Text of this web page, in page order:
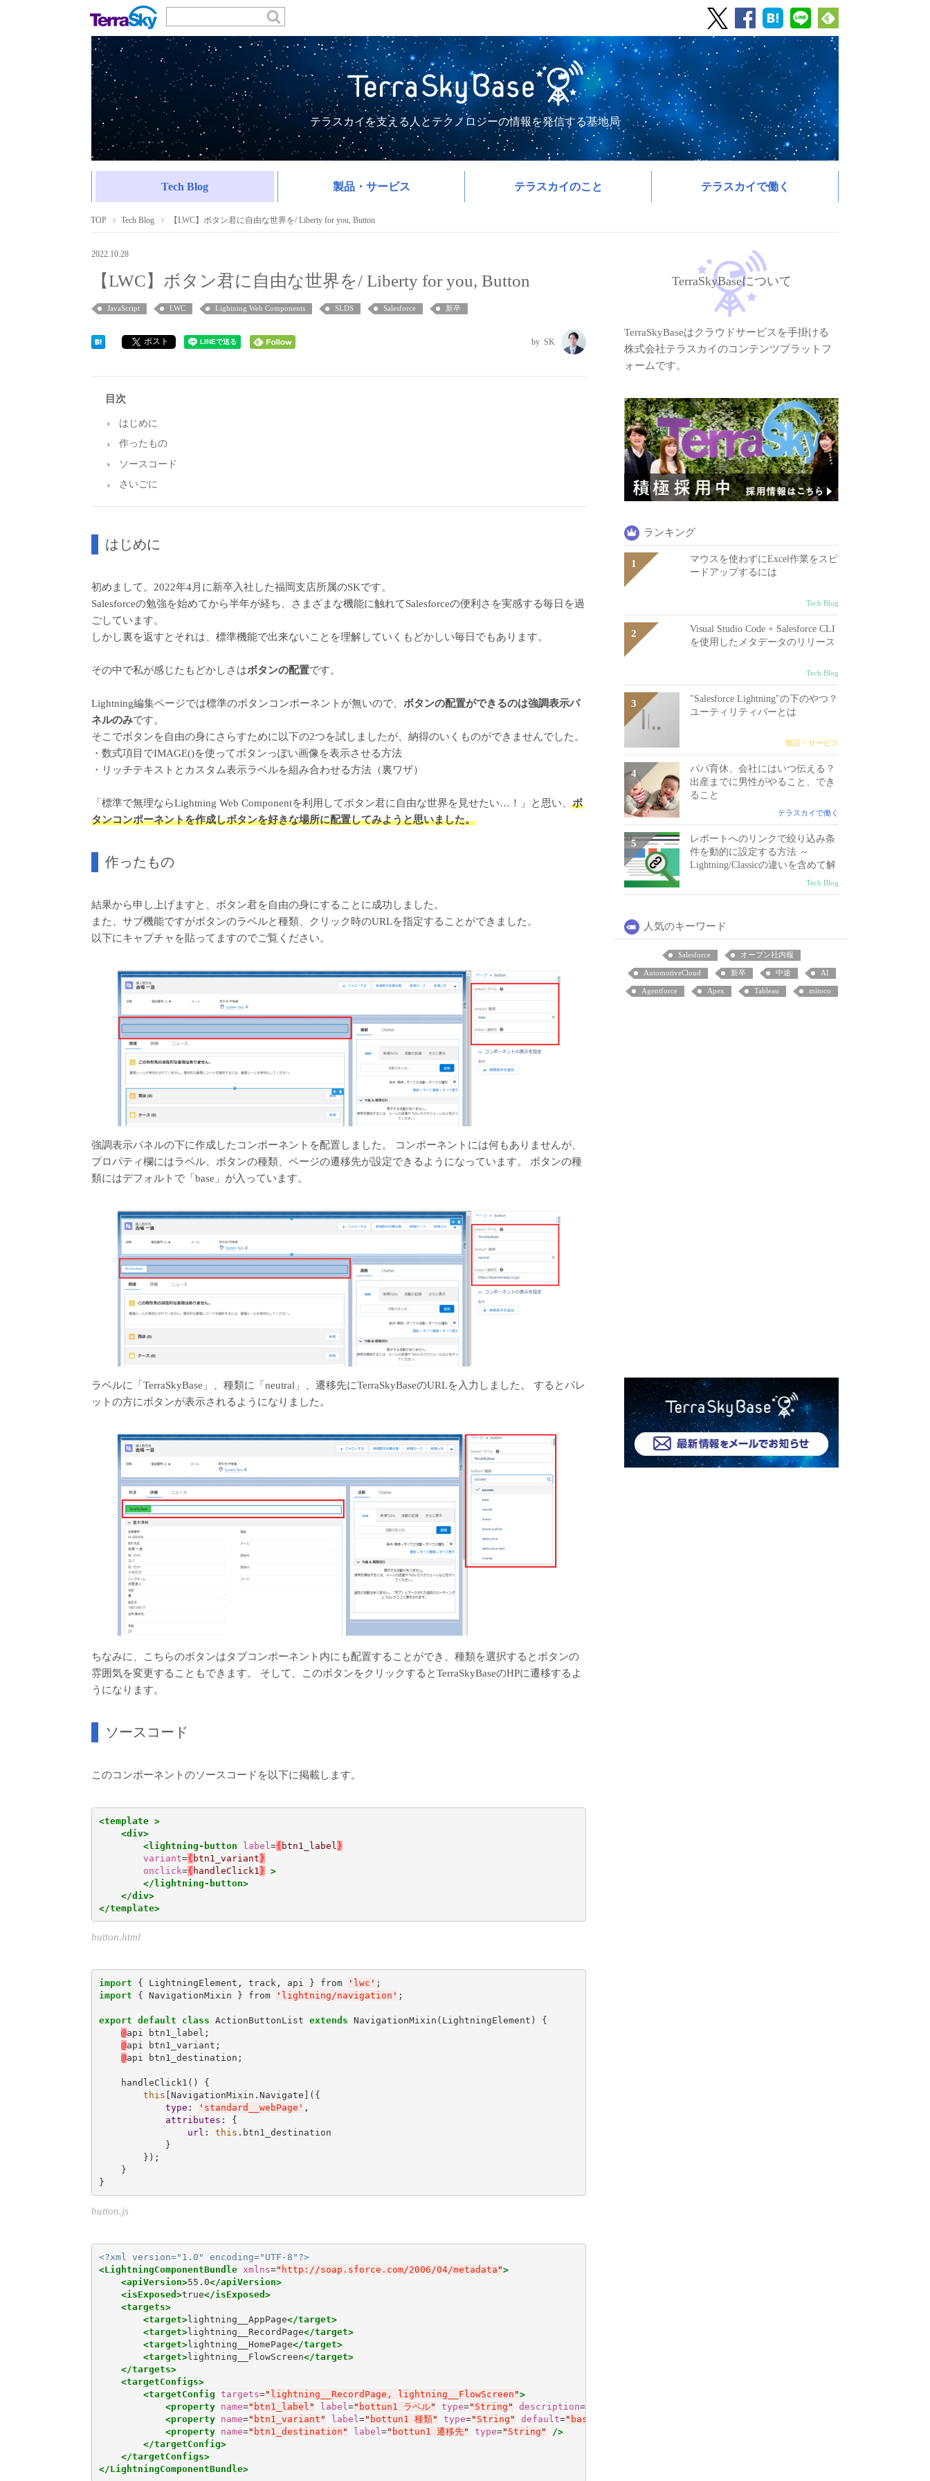
テラスカイを支える人とテクノロジーの情報を発信する基地局
Tech Blog 製品・サービス テラスカイのこと テラスカイで働く
TOP Tech Blog 【LWC】ボタン君に自由な世界を/ Liberty for you, Button
2022.10.28
【LWC】ボタン君に自由な世界を/ Liberty for you, Button
JavaScript LWC Lightning Web Components SLDS Salesforce 新卒
ポスト SK
目次
はじめに
作ったもの
ソースコード
さいごに
はじめに
初めまして。2022年4月に新卒入社した福岡支店所属のSKです。
Salesforceの勉強を始めてから半年が経ち、さまざまな機能に触れてSalesforceの便利さを実感する毎日を過
ごしています。
しかし裏を返すとそれは、標準機能で出来ないことを理解していくもどかしい毎日でもあります。
その中で私が感じたもどかしさはボタンの配置です。
Lightning編集ページでは標準のボタンコンポーネントが無いので、 ボタンの配置ができるのは強調表示パ
ネルのみです。
そこでボタンを自由の身にさらすために以下の2つを試しましたが、納得のいくものができませんでした。
・数式項目でIMAGE()を使ってボタンっぽい画像を表示させる方法
・リッチテキストとカスタム表示ラベルを組み合わせる方法（裏ワザ）
「標準で無理ならLightning Web Componentを利用してボタン君に自由な世界を見せたい…！」と思い、 ボ
タンコンポーネントを作成しボタンを好きな場所に配置してみようと思いました。
作ったもの
結果から申し上げますと、ボタン君を自由の身にすることに成功しました。
また、サブ機能ですがボタンのラベルと種類、クリック時のURLを指定することができました。
以下にキャプチャを貼ってますのでご覧ください。
強調表示パネルの下に作成したコンポーネントを配置しました。 コンポーネントには何もありませんが、
プロパティ欄にはラベル、ボタンの種類、ページの遷移先が設定できるようになっています。 ボタンの種
類にはデフォルトで「base」が入っています。
ラベルに「TerraSkyBase」、種類に「neutral」、遷移先にTerraSkyBaseのURLを入力しました。 するとパレ
ットの方にボタンが表示されるようになりました。
ちなみに、こちらのボタンはタブコンポーネント内にも配置することができ、種類を選択するとボタンの
雰囲気を変更することもできます。 そして、このボタンをクリックするとTerraSkyBaseのHPに遷移するよ
うになります。
ソースコード
このコンポーネントのソースコードを以下に掲載します。
<template >
<div>
<lightning-button
label ={ btn1_label }
variant={ btn1_variant }
onclick={ handleClick1 } >
</lightning-button>
</div>
</template>
button.html
import { LightningElement, track, api } from ' lwc '
import { NavigationMixin } from ' lightning/navigation ' ;
export default class ActionButtonList extends NavigationMixin(LightningElement) {
@api btn1_label;
@api btn1_variant;
@api btn1_destination;
    handleClick1() {
this [NavigationMixin.Navigate]({
type : ' standard__webPage ' ,
attributes : {
url : this .btn1_destination
            }
        });
    }
}
button.js
<?xml version="1.0" encoding="UTF-8"?>
<LightningComponentBundle
xmlns=" http://soap.sforce.com/2006/04/metadata ">
<apiVersion>55.0</apiVersion>
<isExposed>true</isExposed>
<targets>
<target>lightning__AppPage</target>
<target>lightning__RecordPage</target>
<target>lightning__HomePage</target>
<target>lightning__FlowScreen</target>
</targets>
<targetConfigs>
<targetConfig targets=" lightning__RecordPage, lightning__FlowScreen ">
<property
name=" btn1_label " label =" bottun1 ラベル" type=" String " description="
<property
name=" btn1_variant " label =" bottun1 種類" type=" String " default=" base
<property
name=" btn1_destination " label =" bottun1 遷移先" type=" String "
/>
</targetConfig>
</targetConfigs>
</LightningComponentBundle>
TerraSkyBaseについて
TerraSkyBaseはクラウドサービスを手掛ける
株式会社テラスカイのコンテンツプラットフ
ォームです。
ランキング
マウスを使わずにExcel作業をスピ
ードアップするには
Tech Blog
Visual Studio Code + Salesforce CLI
を使用したメタデータのリリース
Tech Blog
"Salesforce Lightning"の下のやつ？
ユーティリティバーとは
製品・サービス
パパ育休、会社にはいつ伝える？
出産までに男性がやること、でき
ること
テラスカイで働く
レポートへのリンクで絞り込み条
件を動的に設定する方法 ～
Lightning/Classicの違いを含めて解
Tech Blog
人気のキーワード
Salesforce オープン社内報
AutomotiveCloud 新卒 中途 AI
Agentforce Apex Tableau mitoco